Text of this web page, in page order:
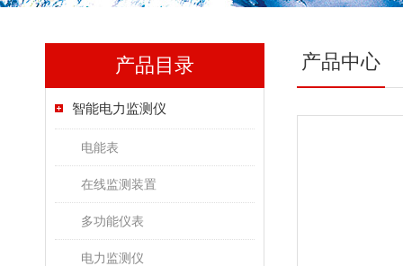
产品目录
智能电力监测仪
电能表
在线监测装置
多功能仪表
电力监测仪
产品中心